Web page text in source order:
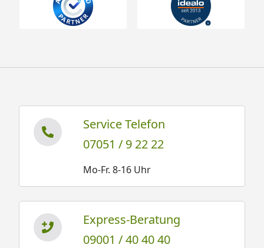
Service Telefon
07051 / 9 22 22
Mo-Fr. 8-16 Uhr
Express-Beratung
09001 / 40 40 40